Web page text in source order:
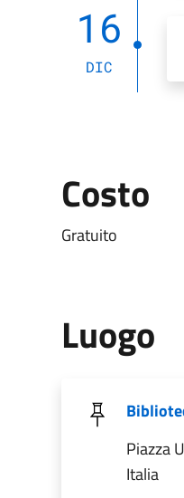
16
DIC
Costo
Gratuito
Luogo
Piazza
Italia